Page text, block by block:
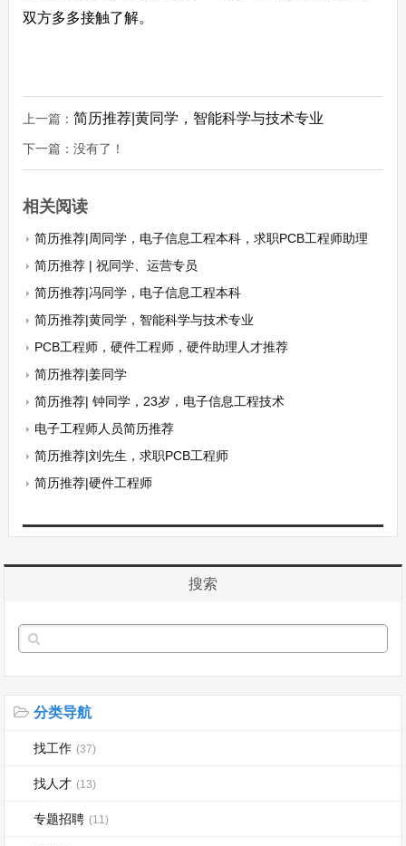
双方多多接触了解。
上一篇： 简历推荐|黄同学，智能科学与技术专业
下一篇：没有了！
相关阅读
简历推荐|周同学，电子信息工程本科，求职PCB工程师助理
简历推荐 | 祝同学、运营专员
简历推荐|冯同学，电子信息工程本科
简历推荐|黄同学，智能科学与技术专业
PCB工程师，硬件工程师，硬件助理人才推荐
简历推荐|姜同学
简历推荐| 钟同学，23岁，电子信息工程技术
电子工程师人员简历推荐
简历推荐|刘先生，求职PCB工程师
简历推荐|硬件工程师
搜索
分类导航
找工作 (37)
找人才 (13)
专题招聘 (11)